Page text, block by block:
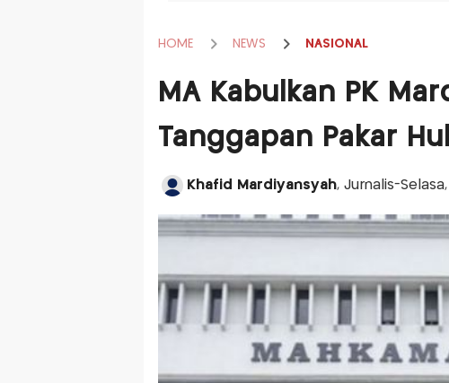
HOME NEWS NASIONAL
MA Kabulkan PK
Tanggapan Pakar
Khafid Mardiyansyah, Jurnalis-